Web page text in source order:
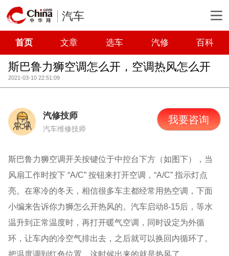
汽车
首页 文章 选车 汽修 百科
斯巴鲁力狮空调怎么开，空调热风怎么开
2021-03-10 22:51:09
汽修技师
汽车维修技师
我要咨询
斯巴鲁力狮空调开关按键位于中控台下方（如图下），当
风扇工作时按下 “A/C” 按钮来打开空调，“A/C” 指示灯点
亮。在寒冷的冬天，相信很多车主都经常用热空调，下面
小编来告诉你力狮怎么开热风的。汽车启动8-15后，等水
温升到正常温度时，再打开暖气空调，同时设定为外循
环，让车内的冷空气排出去，之后就可以换回内循环了。
把温度调到红色位置，这时候出来的就是热风了。